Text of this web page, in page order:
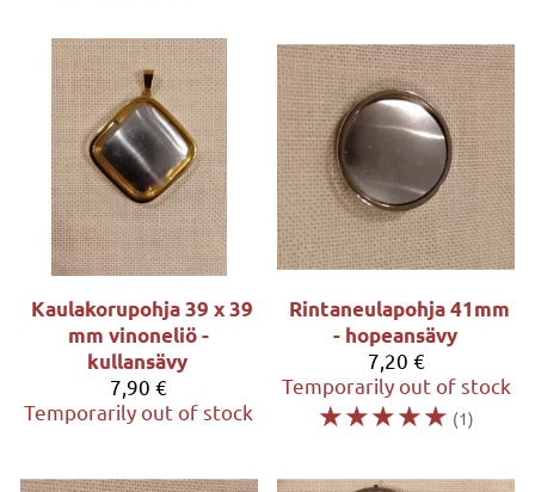
Kaulakorupohja 39 x 39
mm vinoneliö -
kullansävy
7,90 €
Temporarily out of stock
Rintaneulapohja 41mm
- hopeansävy
7,20 €
Temporarily out of stock
☆☆☆☆☆ (1)